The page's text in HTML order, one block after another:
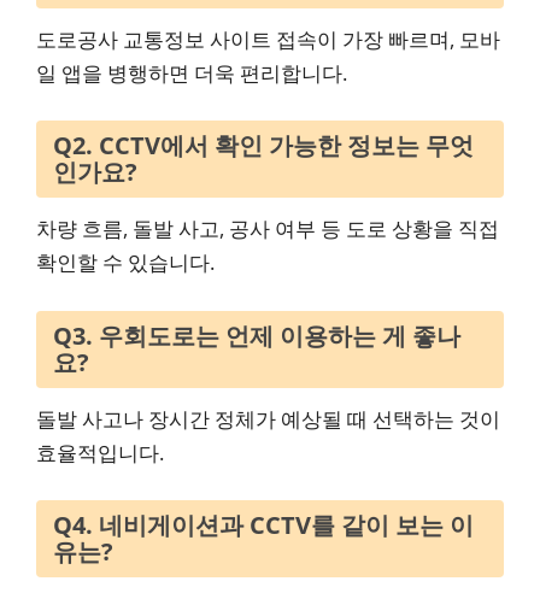
도로공사 교통정보 사이트 접속이 가장 빠르며, 모바
일 앱을 병행하면 더욱 편리합니다.
Q2. CCTV에서 확인 가능한 정보는 무엇
인가요?
차량 흐름, 돌발 사고, 공사 여부 등 도로 상황을 직접
확인할 수 있습니다.
Q3. 우회도로는 언제 이용하는 게 좋나
요?
돌발 사고나 장시간 정체가 예상될 때 선택하는 것이
효율적입니다.
Q4. 네비게이션과 CCTV를 같이 보는 이
유는?